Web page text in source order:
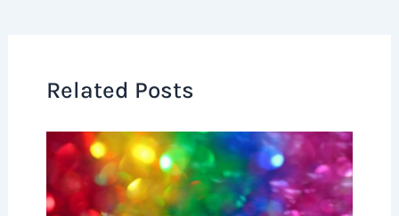
Related Posts